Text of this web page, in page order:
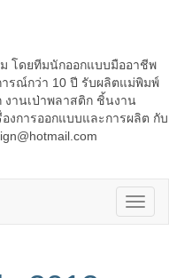
โดยทีมนักออกแบบมืออาชีพ
รณ์กว่า 10 ปี รับผลิตแม่พิมพ์
านเป่าพลาสติก ชิ้นงาน
งการออกแบบและการผลิต กับ